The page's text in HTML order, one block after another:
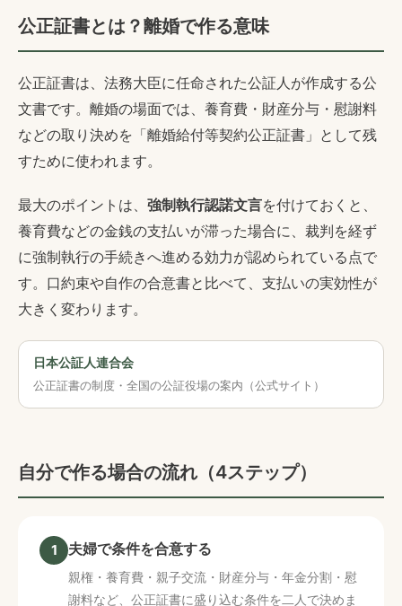
公正証書とは？離婚で作る意味
公正証書は、法務大臣に任命された公証人が作成する公
文書です。離婚の場面では、養育費・財産分与・慰謝料
などの取り決めを「離婚給付等契約公正証書」として残
すために使われます。
最大のポイントは、 強制執行認諾文言を付けておくと、
養育費などの金銭の支払いが滞った場合に、裁判を経ず
に強制執行の手続きへ進める効力が認められている点で
す。口約束や自作の合意書と比べて、支払いの実効性が
大きく変わります。
日本公証人連合会
公正証書の制度・全国の公証役場の案内（公式サイト）
自分で作る場合の流れ（4ステップ）
1 夫婦で条件を合意する
親権・養育費・親子交流・財産分与・年金分割・慰
謝料など、公正証書に盛り込む条件を二人で決めま